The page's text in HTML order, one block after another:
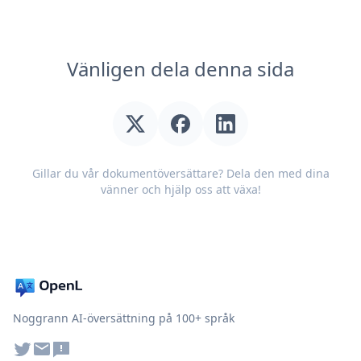
Vänligen dela denna sida
Gillar du vår dokumentöversättare? Dela den med dina
vänner och hjälp oss att växa!
Noggrann AI-översättning på 100+ språk